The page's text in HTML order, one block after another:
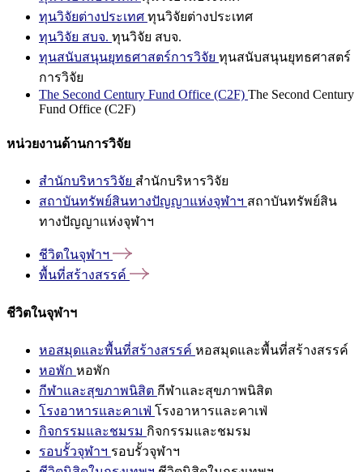
ทุนวิจัยต่างประเทศ ทุนวิจัยต่างประเทศ
ทุนวิจัย สบจ. ทุนวิจัย สบจ.
ทุนสนับสนุนยุทธศาสตร์การวิจัย ทุนสนับสนุนยุทธศาสตร์
การวิจัย
The Second Century Fund Office (C2F) The Second Century
Fund Office (C2F)
หน่วยงานด้านการวิจัย
สำนักบริหารวิจัย สำนักบริหารวิจัย
สถาบันทรัพย์สินทางปัญญาแห่งจุฬาฯ สถาบันทรัพย์สิน
ทางปัญญาแห่งจุฬาฯ
ชีวิตในจุฬาฯ
พื้นที่สร้างสรรค์
ชีวิตในจุฬาฯ
หอสมุดและพื้นที่สร้างสรรค์ หอสมุดและพื้นที่สร้างสรรค์
หอพัก หอพัก
กีฬาและสุขภาพนิสิต กีฬาและสุขภาพนิสิต
โรงอาหารและคาเฟ่ โรงอาหารและคาเฟ่
กิจกรรมและชมรม กิจกรรมและชมรม
รอบรั้วจุฬาฯ รอบรั้วจุฬาฯ